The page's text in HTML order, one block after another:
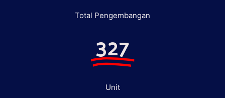
Total Pengembangan
327
Unit